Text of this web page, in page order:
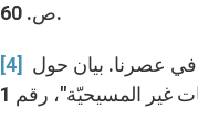
ص. 60.
[4]